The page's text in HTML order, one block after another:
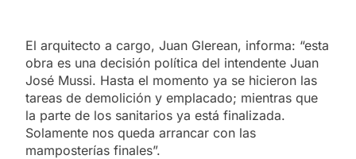
El arquitecto a cargo, Juan Glerean, informa: “esta
obra es una decisión política del intendente Juan
José Mussi. Hasta el momento ya se hicieron las
tareas de demolición y emplacado; mientras que
la parte de los sanitarios ya está finalizada.
Solamente nos queda arrancar con las
mamposterías finales”.